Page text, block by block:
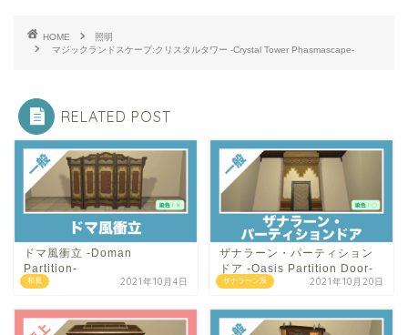
HOME
照明
マジックランドスケープ:クリスタルタワー -Crystal Tower Phasmascape-
RELATED POST
和風
ドマ風衝立 -Doman
Partition-
2021年10月4日 ザナラーン系
ザナラーン・パーティション
ドア -Oasis Partition Door-
2021年10月20日